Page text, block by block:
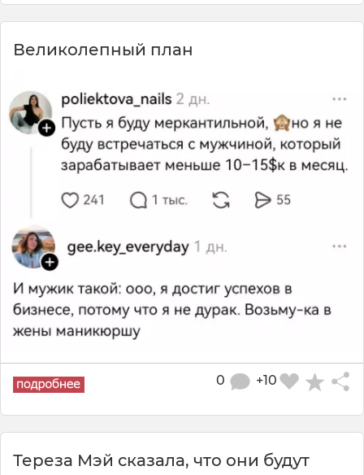
Великолепный план
+10
0
Тереза Мэй сказала, что они будут